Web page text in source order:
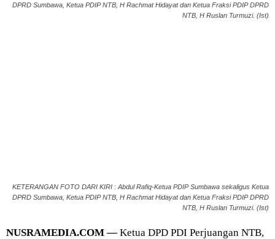
DPRD Sumbawa, Ketua PDIP NTB, H Rachmat Hidayat dan Ketua Fraksi PDIP DPRD
NTB, H Ruslan Turmuzi. (Ist)
KETERANGAN FOTO DARI KIRI : Abdul Rafiq-Ketua PDIP Sumbawa sekaligus Ketua
DPRD Sumbawa, Ketua PDIP NTB, H Rachmat Hidayat dan Ketua Fraksi PDIP DPRD
NTB, H Ruslan Turmuzi. (Ist)
NUSRAMEDIA.COM —Ketua DPD PDI Perjuangan NTB,